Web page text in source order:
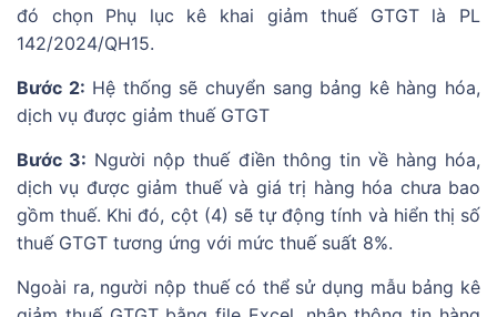
đó chọn Phụ lục kê khai giảm thuế GTGT là PL
142/2024/QH15.
Bước 2: Hệ thống sẽ chuyển sang bảng kê hàng hóa,
dịch vụ được giảm thuế GTGT
Bước 3: Người nộp thuế điền thông tin về hàng hóa,
dịch vụ được giảm thuế và giá trị hàng hóa chưa bao
gồm thuế. Khi đó, cột (4) sẽ tự động tính và hiển thị số
thuế GTGT tương ứng với mức thuế suất 8%.
Ngoài ra, người nộp thuế có thể sử dụng mẫu bảng kê